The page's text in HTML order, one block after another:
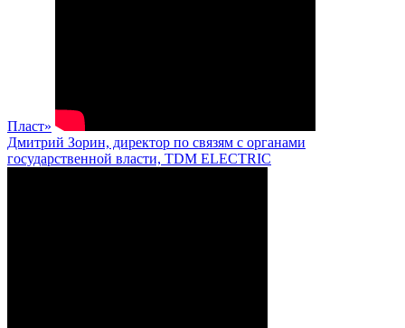
Пласт»
Дмитрий Зорин, директор по связям с органами
государственной власти, TDM ELECTRIC